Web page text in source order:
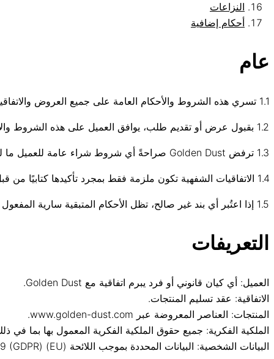
النزاعات
أحكام إضافية
عام
1.1 تسري هذه الشروط والأحكام العامة على جميع العروض والاتفاقيات المتعلقة ببيع وتسليم المنتجات عبر موقع Golden Dust الإلكتروني.
1.2 بقبول عرض أو تقديم طلب، يوافق العميل على هذه الشروط والأحكام العامة.
1.3 ترفض Golden Dust صراحةً أي شروط شراء عامة للعميل ما لم يتم تأكيدها كتابيًا.
1.4 الاتفاقيات الشفهية تكون ملزمة فقط بمجرد تأكيدها كتابيًا من قبل Golden Dust.
1.5 إذا اعتُبر أي بند غير صالح، تظل الأحكام المتبقية سارية المفعول بالكامل.
التعريفات
العميل: أي كيان قانوني أو فرد يبرم اتفاقية مع Golden Dust.
الاتفاقية: عقد تسليم المنتجات.
المنتجات: العناصر المعروضة عبر www.golden-dust.com.
الملكية الفكرية: جميع حقوق الملكية الفكرية المعمول بها بما في
البيانات الشخصية: البيانات المحددة بموجب اللائحة (EU) 2016/679 (GDPR).